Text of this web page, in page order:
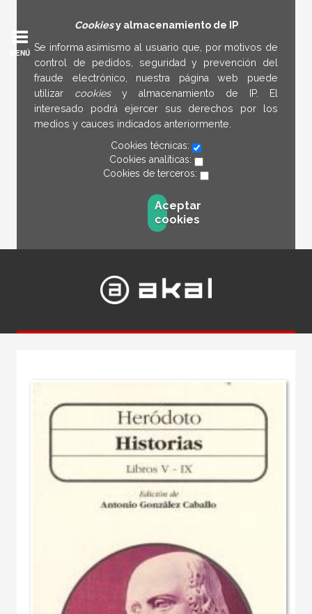
Cookiesy almacenamiento de IP
Se informa asimismo al usuario que, por motivos de
control de pedidos, seguridad y prevención del
fraude electrónico, nuestra página web puede
utilizar cookies y almacenamiento de IP. El
interesado podrá ejercer sus derechos por los
medios y cauces indicados anteriormente.
Cookies técnicas:
Cookies analíticas:
Cookies de terceros:
Aceptar
cookies
MENÚ